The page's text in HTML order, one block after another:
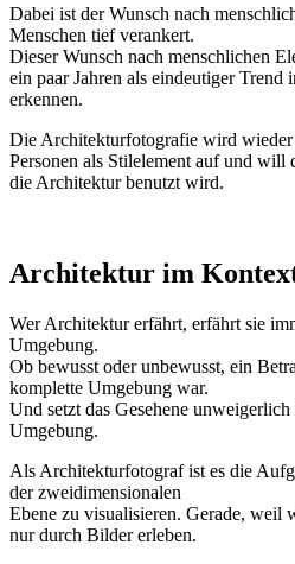
Dabei ist der Wunsch nach
Menschen tief verankert.
Dieser Wunsch nach menschlichen
ein paar Jahren als eindeutiger
erkennen.
Die Architekturfotografie wird wieder
Personen als Stilelement auf und will
die Architektur benutzt wird.
Architektur im
Wer Architektur erfährt, erfährt sie
Umgebung.
Ob bewusst oder unbewusst, ein
komplette Umgebung war.
Und setzt das Gesehene
Umgebung.
Als Architekturfotograf ist es die
der zweidimensionalen
Ebene zu visualisieren. Gerade, weil
nur durch Bilder erleben.